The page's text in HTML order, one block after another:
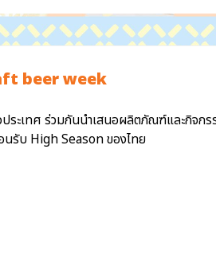
beer week
ระเทศ ร่วมกันนำเสนอผลิตภัณฑ์และกิจ
รับ High Season ของไทย